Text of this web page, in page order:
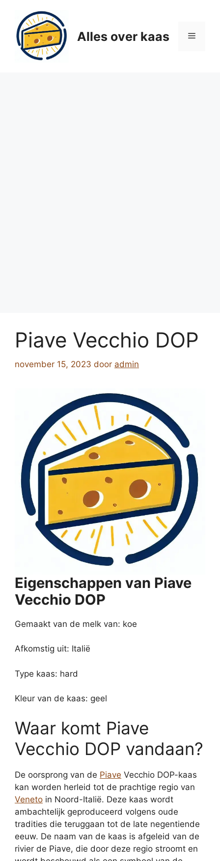
inhoud
Alles over kaas Menu
Piave Vecchio DOP
november 15, 2023 door admin
Eigenschappen van Piave
Vecchio DOP
Gemaakt van de melk van: koe
Afkomstig uit: Italië
Type kaas: hard
Kleur van de kaas: geel
Waar komt Piave
Vecchio DOP vandaan?
De oorsprong van de Piave Vecchio DOP-kaas
kan worden herleid tot de prachtige regio van
Veneto in Noord-Italië. Deze kaas wordt
ambachtelijk geproduceerd volgens oude
tradities die teruggaan tot de late negentiende
eeuw. De naam van de kaas is afgeleid van de
rivier de Piave, die door deze regio stroomt en